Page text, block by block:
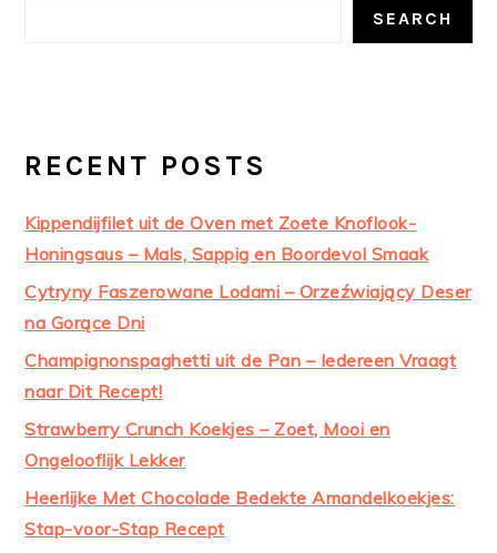
SEARCH
RECENT POSTS
Kippendijfilet uit de Oven met Zoete Knoflook-
Honingsaus – Mals, Sappig en Boordevol Smaak
Cytryny Faszerowane Lodami – Orzeźwiający Deser
na Gorące Dni
Champignonspaghetti uit de Pan – Iedereen Vraagt
naar Dit Recept!
Strawberry Crunch Koekjes – Zoet, Mooi en
Ongelooflijk Lekker
Heerlijke Met Chocolade Bedekte Amandelkoekjes:
Stap-voor-Stap Recept